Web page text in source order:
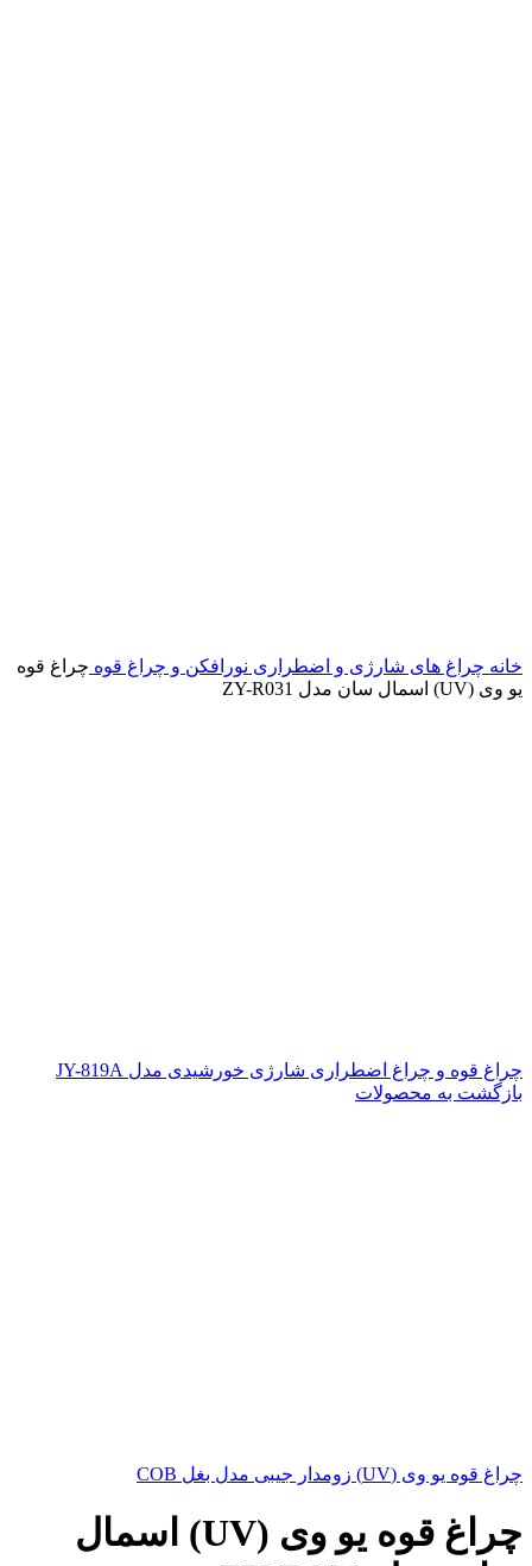
خانه چراغ های شارژی و اضطراری نورافکن و چراغ قوه چراغ قوه
یو وی (UV) اسمال سان مدل ZY-R031
چراغ قوه و چراغ اضطراری شارژی خورشیدی مدل JY-819A
بازگشت به محصولات
چراغ قوه یو وی (UV) زومدار جیبی مدل بغل COB
چراغ قوه یو وی (UV) اسمال